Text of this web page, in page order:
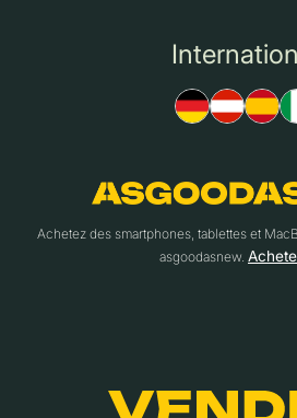
Achetez des smartphones, tablettes et
asgoodasnew.